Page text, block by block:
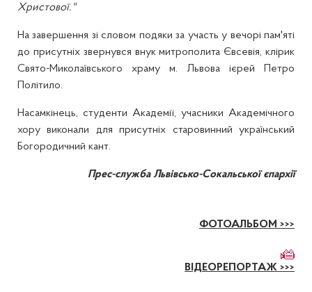
Христової."
На завершення зі словом подяки за участь у вечорі пам'яті
до присутніх звернувся внук митрополита Євсевія, клірик
Свято-Миколаївського храму м. Львова ієрей Петро
Політило.
Насамкінець, студенти Академії, учасники Академічного
хору виконали для присутніх старовинний український
Богородичний кант.
Прес-служба Львівсько-Сокальської єпархії
ФОТОАЛЬБОМ >>>
ВІДЕОРЕПОРТАЖ >>>